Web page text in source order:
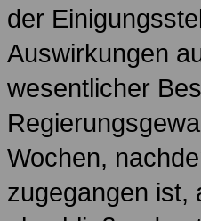
der
Auswirkungen
wesentlicher
Wochen,
zugegangen ist,